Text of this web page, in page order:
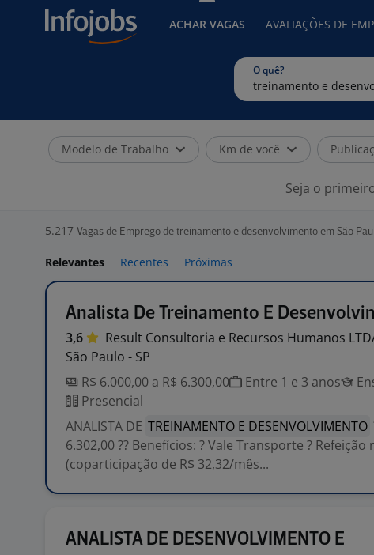
ACHAR VAGAS AVALIAÇÕES DE
O quê?
Modelo de Trabalho Km de você
Seja o
5.217 Vagas de Emprego de treinamento e desenvolvimento em São
Relevantes Recentes Próximas
Analista De Treinamento E
3,6 Result Consultoria e Recursos Humanos
São Paulo - SP
R$ 6.000,00 a R$ 6.300,00
Entre 1 e 3 anos
Presencial
ANALISTA DE TREINAMENTO E DESENVOLVIMENTO
6.302,00 ?? Benefícios: ? Vale Transporte ? Refeição
(coparticipação de R$ 32,32/mês...
ANALISTA DE DESENVOLVIMENTO E